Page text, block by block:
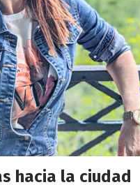
hacia la ciudad